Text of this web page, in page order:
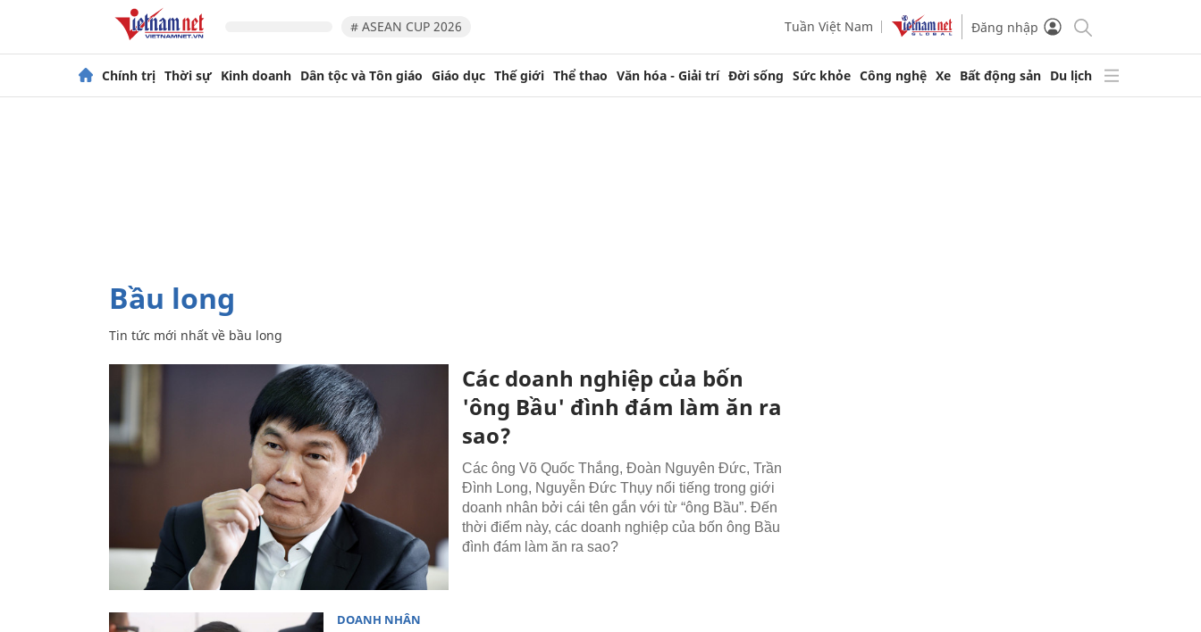
# ASEAN CUP 2026 Tuần Việt Nam Đăng nhập
Chính trị Thời sự Kinh doanh Dân tộc và Tôn giáo Giáo dục Thế giới Thể thao Văn hóa - Giải trí Đời sống Sức khỏe Công nghệ Xe Bất động sản Du lịch
bầu long
Tin tức mới nhất về bầu long
Các doanh nghiệp của bốn
'ông Bầu' đình đám làm ăn ra
sao?
Các ông Võ Quốc Thắng, Đoàn Nguyên Đức, Trần
Đình Long, Nguyễn Đức Thụy nổi tiếng trong giới
doanh nhân bởi cái tên gắn với từ “ông Bầu”. Đến
thời điểm này, các doanh nghiệp của bốn ông Bầu
đình đám làm ăn ra sao?
DOANH NHÂN